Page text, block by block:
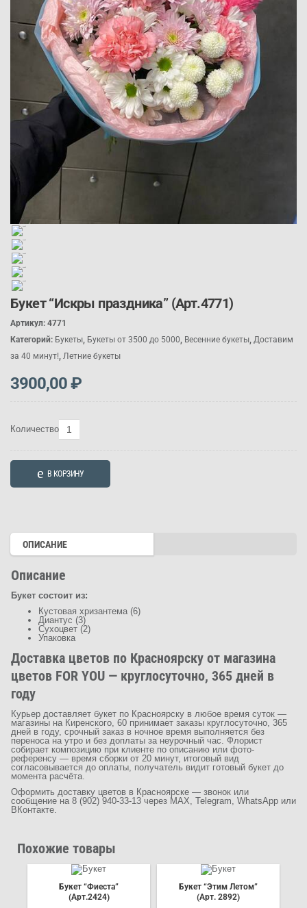
Букет “Искры праздника” (Арт.4771)
Артикул: 4771
Категорий: Букеты Букеты от 3500 до 5000 Весенние букеты Доставим
за 40 минут! Летние букеты
3900,00₽
КоличествоКоличество
Букет
В КОРЗИНУ
ОПИСАНИЕ
Описание
Букет состоит из:
Кустовая хризантема (6)
Диантус (3)
Сухоцвет (2)
Упаковка
Доставка цветов по Красноярску от магазина
цветов FOR YOU — круглосуточно, 365 дней в
году
Курьер доставляет букет по Красноярску в любое время суток —
магазины на Киренского, 60 принимает заказы круглосуточно, 365
дней в году, срочный заказ в ночное время выполняется без
переноса на утро и без доплаты за неурочный час. Флорист
собирает композицию при клиенте по описанию или фото-
референсу — время сборки от 20 минут, итоговый вид
согласовывается до оплаты, получатель видит готовый букет до
момента расчёта.
Оформить доставку цветов в Красноярске — звонок или
сообщение на 8 (902) 940-33-13 через MAX, Telegram, WhatsApp или
ВКонтакте.
Похожие товары
Букет “Фиеста”
(Арт.2424)
Букет “Этим Летом”
(Арт. 2892)